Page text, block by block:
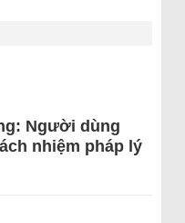
Người dùng
nhiệm pháp lý